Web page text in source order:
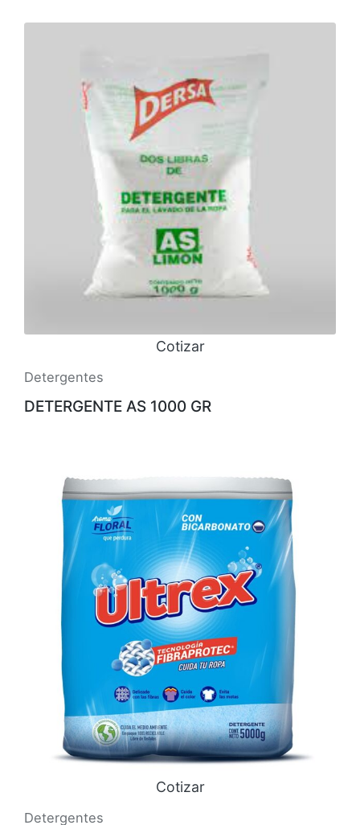
Cotizar
Detergentes
DETERGENTE AS 1000 GR
Cotizar
Detergentes